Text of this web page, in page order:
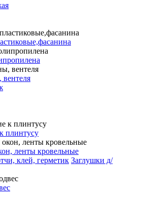
плинтусу
ленты кровельные
клей, герметик Заглушки д/